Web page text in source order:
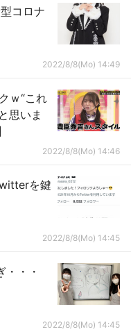
コロナ
2022/8/8(Mo) 14:49
ｗ“これ
思いま
2022/8/8(Mo) 14:46
を鍵
2022/8/8(Mo) 14:45
・・・
2022/8/8(Mo) 14:45